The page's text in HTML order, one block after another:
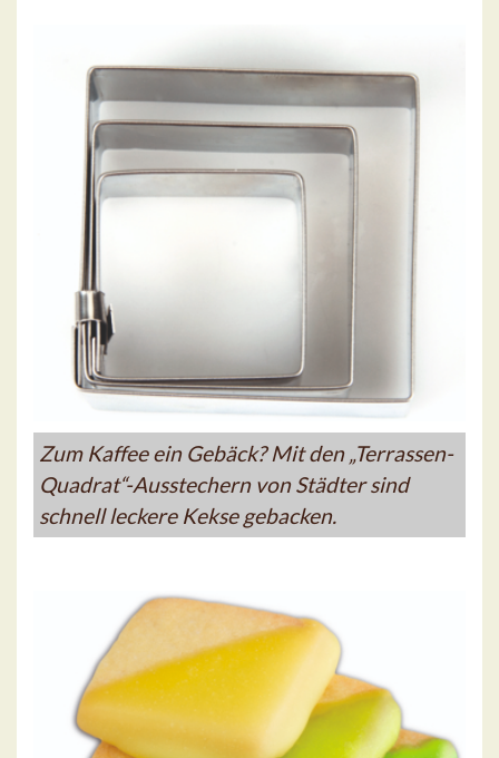
Zum Kaffee ein Gebäck? Mit den „Terrassen-
Quadrat“-Ausstechern von Städter sind
schnell leckere Kekse gebacken.